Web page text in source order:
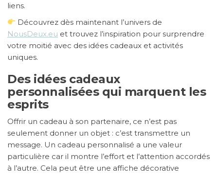
liens.
Découvrez dès maintenant l’univers de
NousDeux.eu et trouvez l’inspiration pour surprendre
votre moitié avec des idées cadeaux et activités
uniques.
Des idées cadeaux
personnalisées qui marquent les
esprits
Offrir un cadeau à son partenaire, ce n’est pas
seulement donner un objet : c’est transmettre un
message. Un cadeau personnalisé a une valeur
particulière car il montre l’effort et l’attention accordés
à l’autre. Cela peut être une affiche décorative